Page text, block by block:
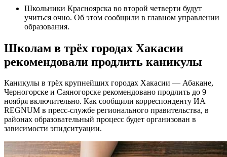
Школьники Красноярска во второй четверти будут
учиться очно. Об этом сообщили в главном управлении
образования.
Школам в трёх городах Хакасии
рекомендовали продлить каникулы
Каникулы в трёх крупнейших городах Хакасии — Абакане,
Черногорске и Саяногорске рекомендовано продлить до 9
ноября включительно. Как сообщили корреспонденту ИА
REGNUM в пресс-службе регионального правительства, в
районах образовательный процесс будет организован в
зависимости эпидситуации.